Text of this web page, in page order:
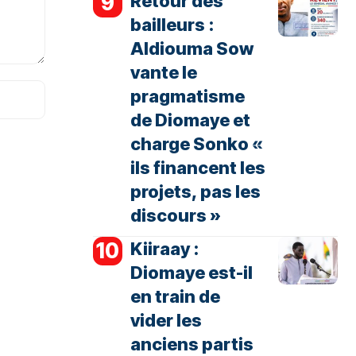
bailleurs :
Aldiouma Sow
vante le
pragmatisme
de Diomaye et
charge Sonko «
ils financent les
projets, pas les
discours »
Kiiraay :
Diomaye est-il
en train de
vider les
anciens partis